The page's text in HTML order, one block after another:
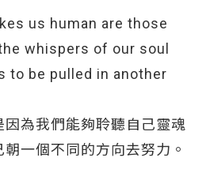
us human are those
whispers of our soul
to be pulled in another
為我們能夠聆聽自己靈魂
一個不同的方向去努力。